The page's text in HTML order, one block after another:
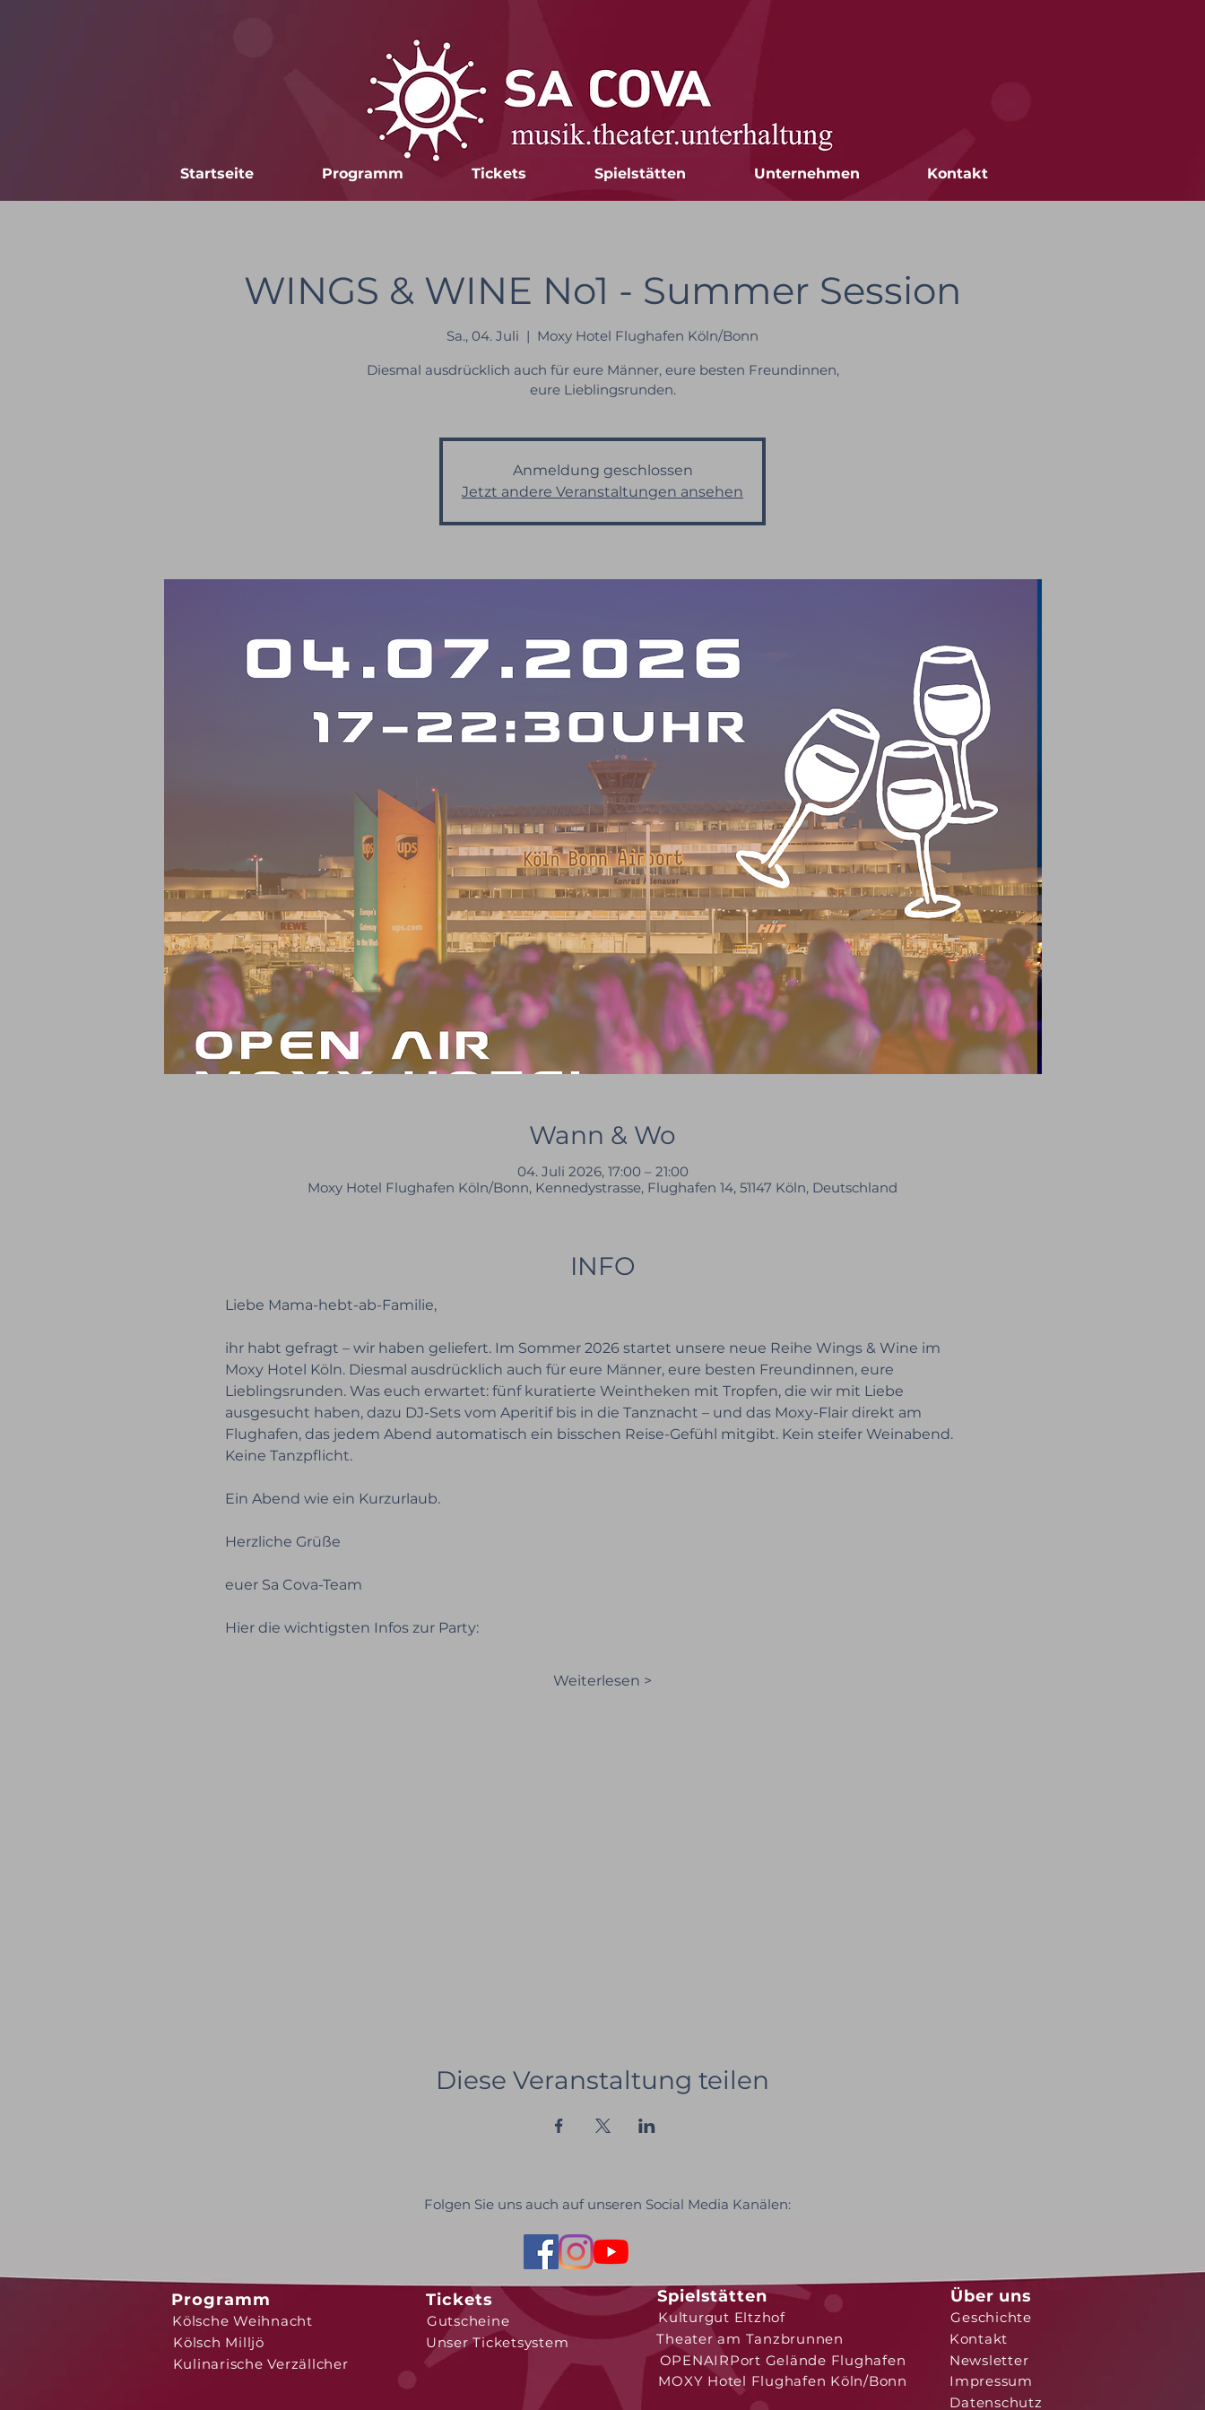
Startseite Programm Tickets Spielstätten Unternehmen Kontakt
WINGS & WINE No1 - Summer Session
Sa., 04. Juli
  |
Moxy Hotel Flughafen Köln/Bonn
Diesmal ausdrücklich auch für eure Männer, eure besten Freundinnen,
eure Lieblingsrunden.
Anmeldung geschlossen
Jetzt andere Veranstaltungen ansehen
Wann & Wo
04. Juli 2026, 17:00 – 21:00
Moxy Hotel Flughafen Köln/Bonn, Kennedystrasse, Flughafen 14, 51147 Köln, Deutschland
INFO
Liebe Mama-hebt-ab-Familie,
ihr habt gefragt – wir haben geliefert. Im Sommer 2026 startet unsere neue Reihe Wings & Wine im
Moxy Hotel Köln. Diesmal ausdrücklich auch für eure Männer, eure besten Freundinnen, eure
Lieblingsrunden. Was euch erwartet: fünf kuratierte Weintheken mit Tropfen, die wir mit Liebe
ausgesucht haben, dazu DJ-Sets vom Aperitif bis in die Tanznacht – und das Moxy-Flair direkt am
Flughafen, das jedem Abend automatisch ein bisschen Reise-Gefühl mitgibt. Kein steifer Weinabend.
Keine Tanzpflicht.
Ein Abend wie ein Kurzurlaub.
Herzliche Grüße
euer Sa Cova-Team
Hier die wichtigsten Infos zur Party:
Weiterlesen >
Diese Veranstaltung teilen
Folgen Sie uns auch auf unseren Social Media Kanälen:
Spielstätten
Kulturgut Eltzhof
Theater am Tanzbrunnen
Über uns
Geschichte
Kontakt
Impressum
Newsletter
Datenschutz
Programm
Kölsche Weihnacht
Kölsch Milljö
Kulinarische Verzällcher
Tickets
Gutscheine
Unser Ticketsystem
OPENAIRPort Gelände Flughafen
MOXY Hotel Flughafen Köln/Bonn